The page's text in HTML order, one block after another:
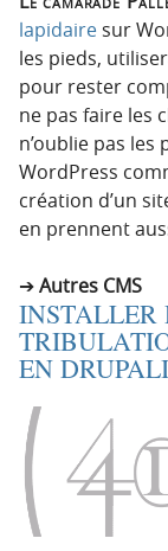
lapidaire sur
les pieds,
pour rester
ne pas faire les
n’oublie pas
WordPress
création d’un
en prennent
Autres CMS
INSTALLER
EN